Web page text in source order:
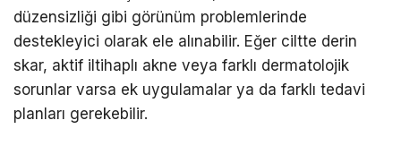
düzensizliği gibi görünüm problemlerinde
destekleyici olarak ele alınabilir. Eğer ciltte derin
skar, aktif iltihaplı akne veya farklı dermatolojik
sorunlar varsa ek uygulamalar ya da farklı tedavi
planları gerekebilir.